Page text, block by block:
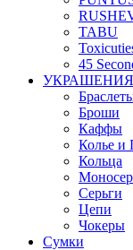
TABU
45
УКРАШЕНИЯ
Броши
Каффы
Колье и
Кольца
Серьги
Цепи
Чокеры
Сумки